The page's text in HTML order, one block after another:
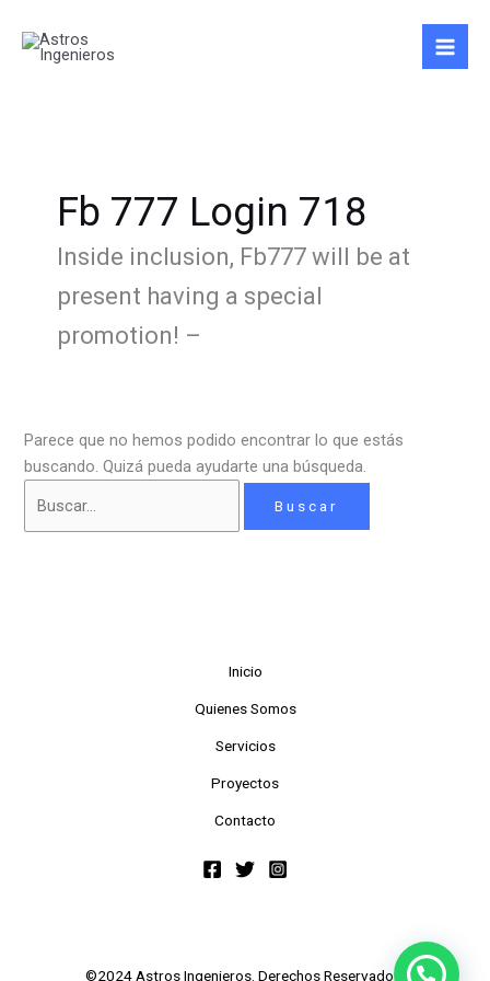
contenido
Fb 777 Login 718
Inside inclusion, Fb777 will be at
present having a special
promotion! –
Parece que no hemos podido encontrar lo que estás
buscando. Quizá pueda ayudarte una búsqueda.
por:
Inicio
Quienes Somos
Servicios
Proyectos
Contacto
©2024 Astros Ingenieros. Derechos Reservados.